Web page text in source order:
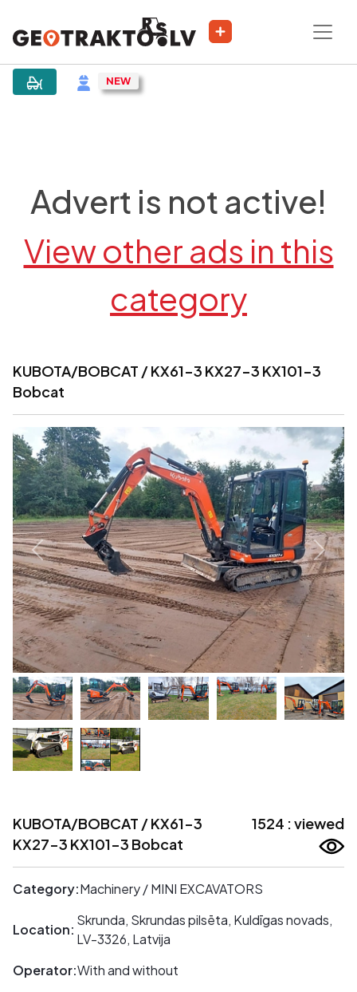
|Sludinājums
Advert is not active!
View other ads in this
category
KUBOTA/BOBCAT / KX61-3 KX27-3 KX101-3
Bobcat
KUBOTA/BOBCAT / KX61-3
KX27-3 KX101-3 Bobcat
1524 : viewed
Category:Machinery / MINI EXCAVATORS
Location:
Skrunda, Skrundas pilsēta, Kuldīgas novads,
LV-3326, Latvija
Operator:With and without